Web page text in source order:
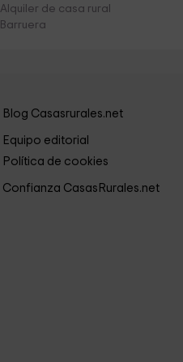
Alquiler de casa rural
Barruera
Blog Casasrurales.net
Equipo editorial
Política de cookies
Confianza CasasRurales.net